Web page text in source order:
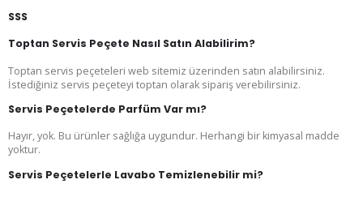
SSS
Toptan Servis Peçete Nasıl Satın Alabilirim?
Toptan servis peçeteleri web sitemiz üzerinden satın alabilirsiniz.
İstediğiniz servis peçeteyi toptan olarak sipariş verebilirsiniz.
Servis Peçetelerde Parfüm Var mı?
Hayır, yok. Bu ürünler sağlığa uygundur. Herhangi bir kimyasal madde
yoktur.
Servis Peçetelerle Lavabo Temizlenebilir mi?